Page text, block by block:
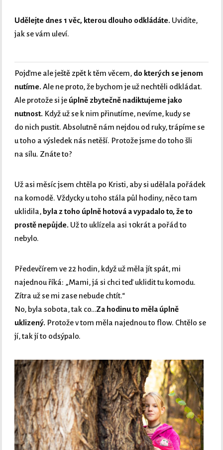
Udělejte dnes 1 věc, kterou dlouho odkládáte. Uvidíte,
jak se vám uleví.
Pojďme ale ještě zpět k těm věcem, do kterých se jenom
nutíme.Ale ne proto, že bychom je už nechtěli odkládat.
Ale protože si je úplně zbytečně nadiktujeme jako
nutnost. Když už se k nim přinutíme, nevíme, kudy se
do nich pustit. Absolutně nám nejdou od ruky, trápíme se
u toho a výsledek nás netěší. Protože jsme do toho šli
na sílu. Znáte to?
Už asi měsíc jsem chtěla po Kristi, aby si udělala pořádek
na komodě. Vždycky u toho stála půl hodiny, něco tam
uklidila, byla z toho úplně hotová a vypadalo to, že to
prostě nepůjde. Už to uklízela asi 10krát a pořád to
nebylo.
Předevčírem ve 22 hodin, když už měla jít spát, mi
najednou říká: „Mami, já si chci teď uklidit tu komodu.
Zítra už se mi zase nebude chtít.“
No, byla sobota, tak co…Za hodinu to měla úplně
uklizený. Protože v tom měla najednou to flow. Chtělo se
jí, tak jí to odsýpalo.